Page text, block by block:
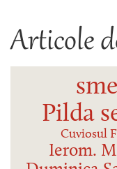
Articole
Pilda
Cuviosul
Ierom.